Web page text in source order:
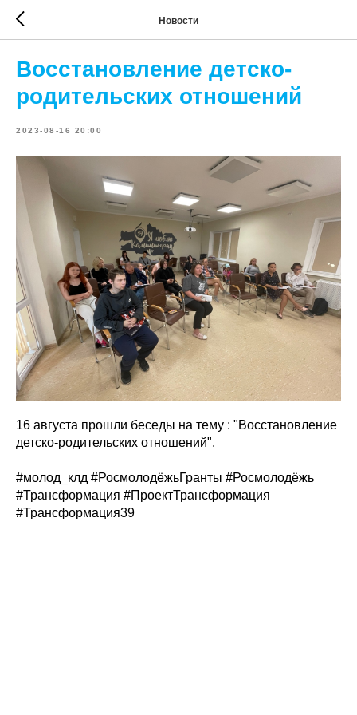
Новости
Восстановление детско-
родительских отношений
2023-08-16 20:00
16 августа прошли беседы на тему : "Восстановление
детско-родительских отношений".
#молод_клд #РосмолодёжьГранты #Росмолодёжь
#Трансформация #ПроектТрансформация
#Трансформация39